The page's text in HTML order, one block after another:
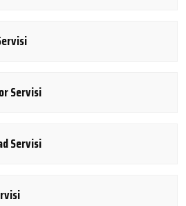
Servisi
Servisi